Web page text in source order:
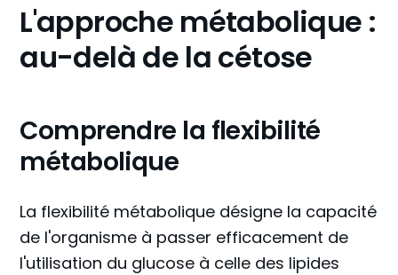
L'approche métabolique :
au-delà de la cétose
Comprendre la flexibilité
métabolique
La flexibilité métabolique désigne la capacité
de l'organisme à passer efficacement de
l'utilisation du glucose à celle des lipides